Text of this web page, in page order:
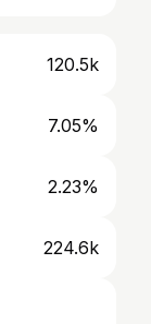
120.5k
7.05%
2.23%
224.6k